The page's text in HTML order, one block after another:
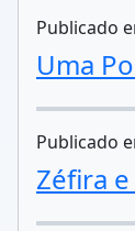
Publicado
Uma
Publicado
Zéfira